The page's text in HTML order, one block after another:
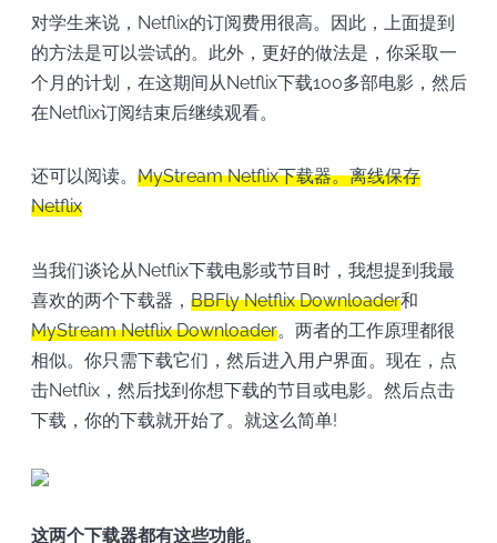
对学生来说，Netflix的订阅费用很高。因此，上面提到
的方法是可以尝试的。此外，更好的做法是，你采取一
个月的计划，在这期间从Netflix下载100多部电影，然后
在Netflix订阅结束后继续观看。
还可以阅读。 MyStream Netflix下载器。离线保存
Netflix
当我们谈论从Netflix下载电影或节目时，我想提到我最
喜欢的两个下载器， BBFly Netflix Downloader和
MyStream Netflix Downloader。两者的工作原理都很
相似。你只需下载它们，然后进入用户界面。现在，点
击Netflix，然后找到你想下载的节目或电影。然后点击
下载，你的下载就开始了。就这么简单!
这两个下载器都有这些功能。